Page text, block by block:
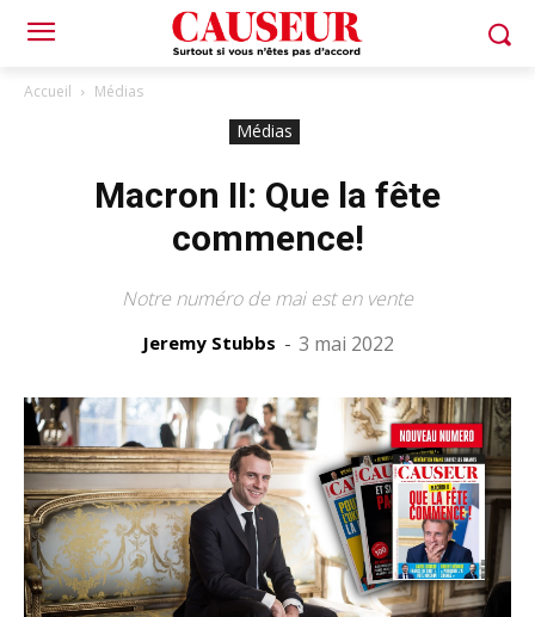
Accueil Médias
Médias
Macron II: Que la fête
commence!
Notre numéro de mai est en vente
Jeremy Stubbs - 3 mai 2022